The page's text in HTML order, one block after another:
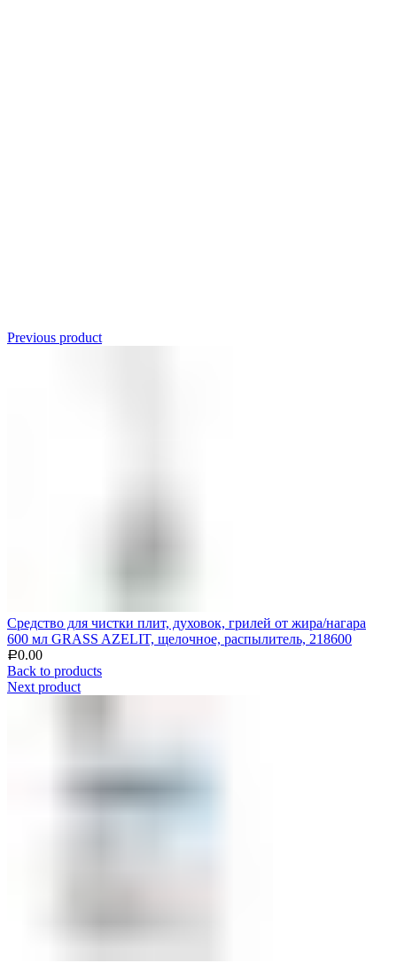
Previous product
Средство для чистки плит, духовок, грилей от жира/нагара
600 мл GRASS AZELIT, щелочное, распылитель, 218600
Р0.00
Back to products
Next product